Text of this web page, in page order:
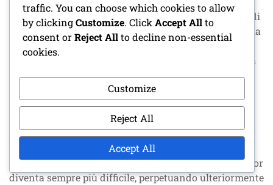
L’infrastruttura gioca un ruolo critico nello sviluppo di
qualsiasi sport, e le strutture di beach soccer in Nigeria
sono spesso inadeguate. Molti luoghi di allenamento
mancano di adeguate strutture, come campi di sabbia
di qualità e attrezzature per l’allenamento. Questa
carenza può ostacolare la capacità dei giocatori di
allenarsi efficacemente e sviluppare le proprie abilità.
Inoltre, l’assenza di impianti dedicati al beach soccer
limita la capacità della squadra di ospitare partite e
tornei. Senza strutture adeguate, attrarre fan e sponsor
diventa sempre più difficile, perpetuando ulteriormente
traffic. You can choose which cookies to allow
by clickingCustomize. Click Accept Allto
consent orReject Allto decline non-essential
cookies.
Customize
Reject All
Accept All